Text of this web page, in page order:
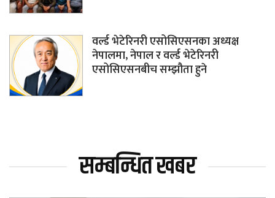
वर्ल्ड भेटेरिनरी एसोसिएसनका अध्यक्ष
नेपालमा, नेपाल र वर्ल्ड भेटेरिनरी
एसोसिएसनबीच सम्झौता हुने
सम्बन्धित खबर